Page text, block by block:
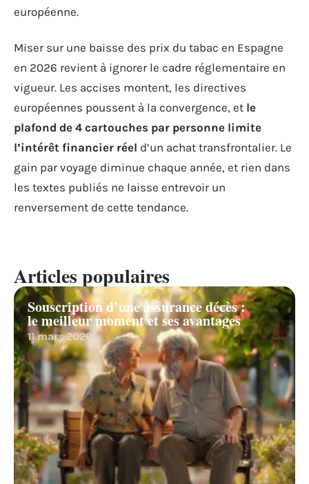
européenne.
Miser sur une baisse des prix du tabac en Espagne
en 2026 revient à ignorer le cadre réglementaire en
vigueur. Les accises montent, les directives
européennes poussent à la convergence, et le
plafond de 4 cartouches par personne limite
l’intérêt financier réel d’un achat transfrontalier. Le
gain par voyage diminue chaque année, et rien dans
les textes publiés ne laisse entrevoir un
renversement de cette tendance.
Articles populaires
Souscription d’une assurance décès :
le meilleur moment et ses avantages
11 mars 2026